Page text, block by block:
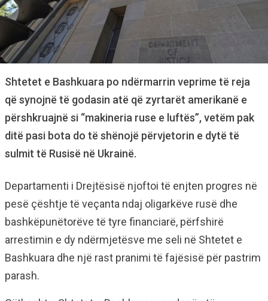
Shtetet e Bashkuara po ndërmarrin veprime të reja
që synojnë të godasin atë që zyrtarët amerikanë e
përshkruajnë si “makineria ruse e luftës”, vetëm pak
ditë pasi bota do të shënojë përvjetorin e dytë të
sulmit të Rusisë në Ukrainë.
Departamenti i Drejtësisë njoftoi të enjten progres në
pesë çështje të veçanta ndaj oligarkëve rusë dhe
bashkëpunëtorëve të tyre financiarë, përfshirë
arrestimin e dy ndërmjetësve me seli në Shtetet e
Bashkuara dhe një rast pranimi të fajësisë për pastrim
parash.